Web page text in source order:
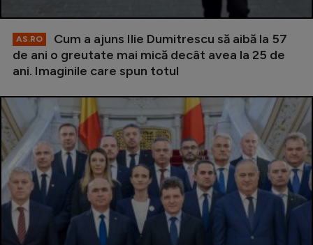
AS.RO
Cum a ajuns Ilie Dumitrescu să aibă la 57
de ani o greutate mai mică decât avea la 25 de
ani. Imaginile care spun totul